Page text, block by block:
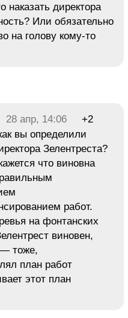
наказать директора
Или обязательно
на голову кому-то
28 апр, 14:06
+2
вы определили
Зелентреста?
что виновна
работ.
на фонтанских
виновен,
тоже,
план работ
этот план